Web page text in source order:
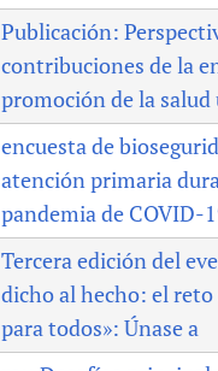
Publicación:
contribuciones de la
promoción de la salud
encuesta de
atención primaria
pandemia de COVID-
Tercera edición del
dicho al hecho: el reto
para todos»: Únase a